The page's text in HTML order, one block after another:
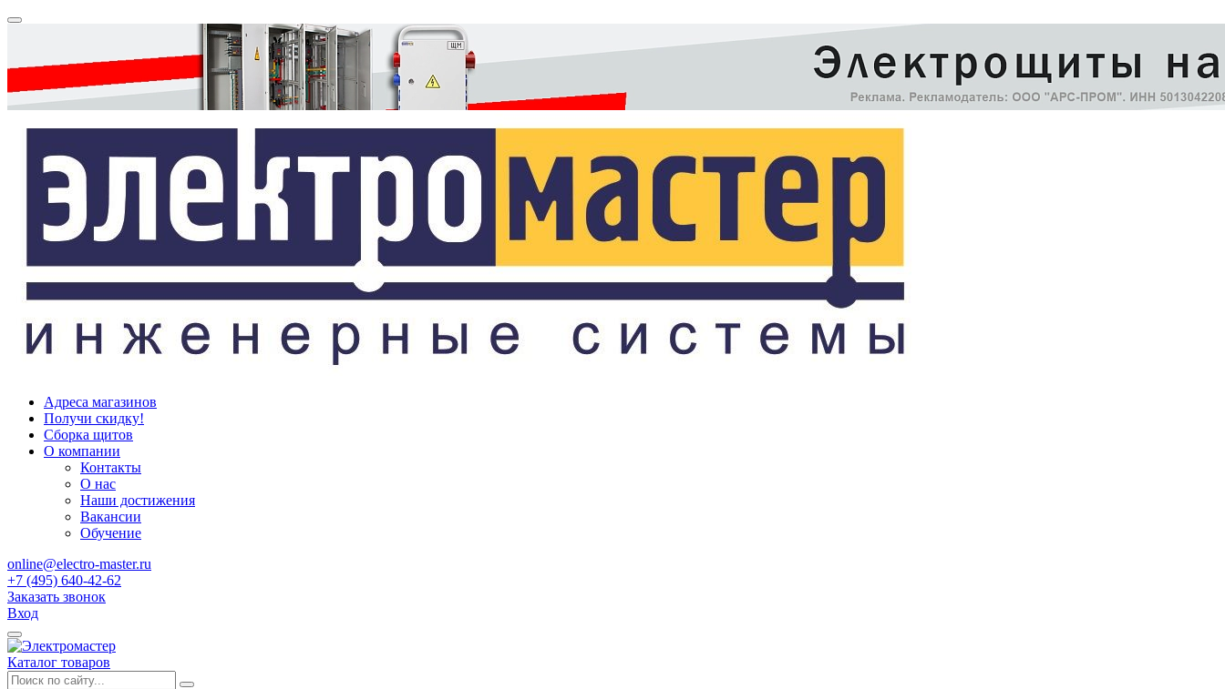
Адреса магазинов
Получи скидку!
Сборка щитов
О компании
Контакты
О нас
Наши достижения
Вакансии
Обучение
online@electro-master.ru
+7 (495) 640-42-62
Заказать звонок
Вход
Каталог товаров